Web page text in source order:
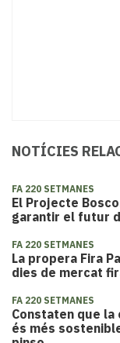
NOTÍCIES
FA 220 SETMANES
El Projecte
garantir el futur
FA 220 SETMANES
La propera Fira
dies de mercat
FA 220 SETMANES
Constaten que la
és més